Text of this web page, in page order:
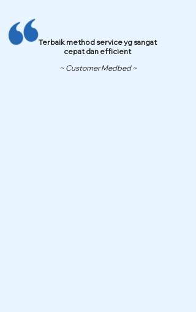
Terbaik method service yg sangat
cepat dan efficient
~ Customer Medbed ~